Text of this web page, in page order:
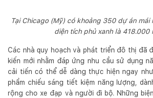
Tại Chicago (Mỹ) có khoảng 350 dự án mái
diện tích phủ xanh là 418.000
Các nhà quy hoạch và phát triển đô thị đã
kiến mới nhằm đáp ứng nhu cầu sử dụng
cải tiến có thể dễ dàng thực hiện ngay
phẩm chiếu sáng tiết kiệm năng lượng,
rộng cho xe đạp và người đi bộ. Những